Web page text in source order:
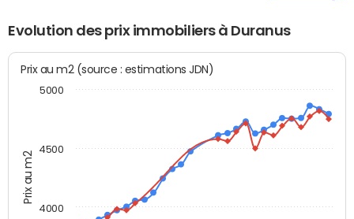
Evolution des prix immobiliers à Duranus
Prix au m2
Prix au m2 (source : estimations JDN)
4000
4500
5000